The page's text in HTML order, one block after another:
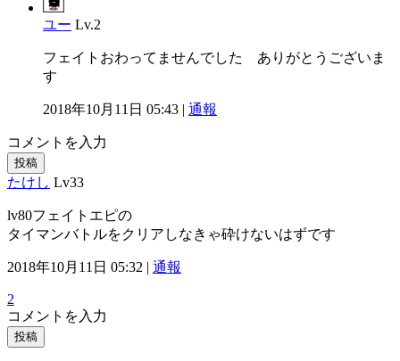
ユー Lv.2
フェイトおわってませんでした ありがとうございま
す
2018年10月11日 05:43 | 通報
コメントを入力
投稿
たけし Lv33
lv80フェイトエピの
タイマンバトルをクリアしなきゃ砕けないはずです
2018年10月11日 05:32 | 通報
2
コメントを入力
投稿